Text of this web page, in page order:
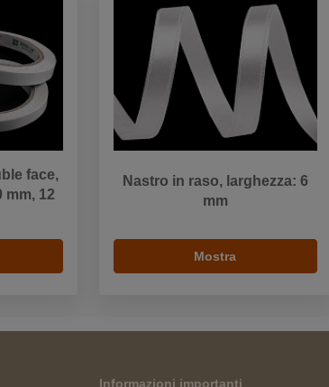
face,
mm, 12
Nastro in raso, larghezza: 6
mm
Mostra
Informazioni importanti